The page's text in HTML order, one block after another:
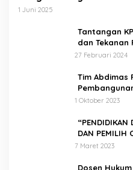
1 Juni 2025
Tantangan
dan Tekanan
27 Februari 2024
Tim Abdimas
Melakukan
1 Oktober 2023
“PENDIDIKAN
DAN PEMILIH
7 Maret 2023
Dosen